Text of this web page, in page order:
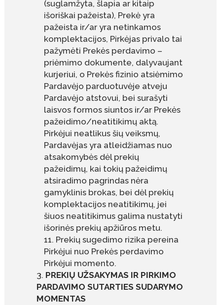
(suglamžyta, šlapia ar kitaip
išoriškai pažeista), Prekė yra
pažeista ir/ar yra netinkamos
komplektacijos, Pirkėjas privalo tai
pažymėti Prekės perdavimo –
priėmimo dokumente, dalyvaujant
kurjeriui, o Prekės fizinio atsiėmimo
Pardavėjo parduotuvėje atveju
Pardavėjo atstovui, bei surašyti
laisvos formos siuntos ir/ar Prekės
pažeidimo/neatitikimų aktą.
Pirkėjui neatlikus šių veiksmų,
Pardavėjas yra atleidžiamas nuo
atsakomybės dėl prekių
pažeidimų, kai tokių pažeidimų
atsiradimo pagrindas nėra
gamyklinis brokas, bei dėl prekių
komplektacijos neatitikimų, jei
šiuos neatitikimus galima nustatyti
išorinės prekių apžiūros metu.
Prekių sugedimo rizika pereina
Pirkėjui nuo Prekės perdavimo
Pirkėjui momento.
PREKIŲ UŽSAKYMAS IR PIRKIMO
PARDAVIMO SUTARTIES SUDARYMO
MOMENTAS